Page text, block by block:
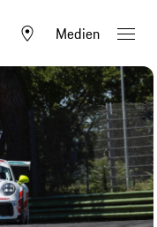
Medien